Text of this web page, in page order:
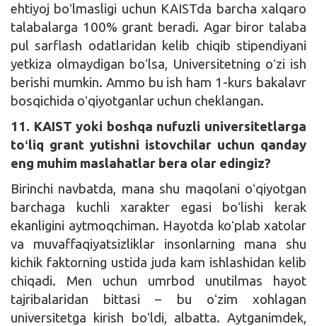
ehtiyoj boʻlmasligi uchun KAISTda barcha xalqaro
talabalarga 100% grant beradi. Agar biror talaba
pul sarflash odatlaridan kelib chiqib stipendiyani
yetkiza olmaydigan boʻlsa, Universitetning oʻzi ish
berishi mumkin. Ammo bu ish ham 1-kurs bakalavr
bosqichida oʻqiyotganlar uchun cheklangan.
11. KAIST yoki boshqa nufuzli universitetlarga
toʻliq grant yutishni istovchilar uchun qanday
eng muhim maslahatlar bera olar edingiz?
Birinchi navbatda, mana shu maqolani oʻqiyotgan
barchaga kuchli xarakter egasi boʻlishi kerak
ekanligini aytmoqchiman. Hayotda koʻplab xatolar
va muvaffaqiyatsizliklar insonlarning mana shu
kichik faktorning ustida juda kam ishlashidan kelib
chiqadi. Men uchun umrbod unutilmas hayot
tajribalaridan bittasi – bu oʻzim xohlagan
universitetga kirish boʻldi, albatta. Aytganimdek,